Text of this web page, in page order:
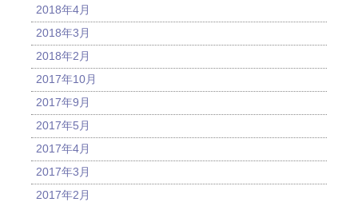
2018年4月
2018年3月
2018年2月
2017年10月
2017年9月
2017年5月
2017年4月
2017年3月
2017年2月